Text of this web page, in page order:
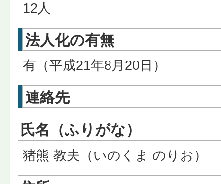
12人
法人化の有無
有（平成21年8月20日）
連絡先
氏名（ふりがな）
猪熊 教夫（いのくま のりお）